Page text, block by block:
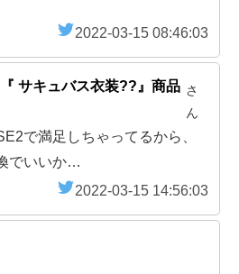
2022-03-15 08:46:03
サキュバス衣装??』商品 さ
ん
で満足しちゃってるから、
でいいか…
2022-03-15 14:56:03